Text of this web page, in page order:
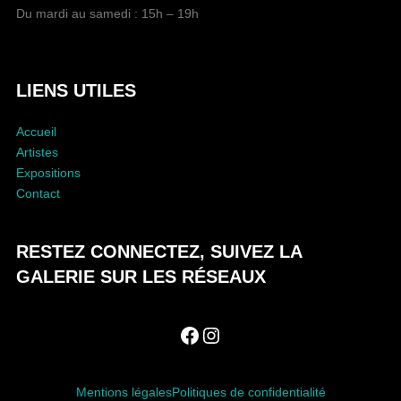
B
A
I
O
N
Du mardi au samedi : 15h – 19h
LIENS UTILES
Accueil
Artistes
Expositions
Contact
RESTEZ CONNECTEZ, SUIVEZ LA
GALERIE SUR LES RÉSEAUX
Facebook
Instagram
Mentions légalesPolitiques de confidentialité